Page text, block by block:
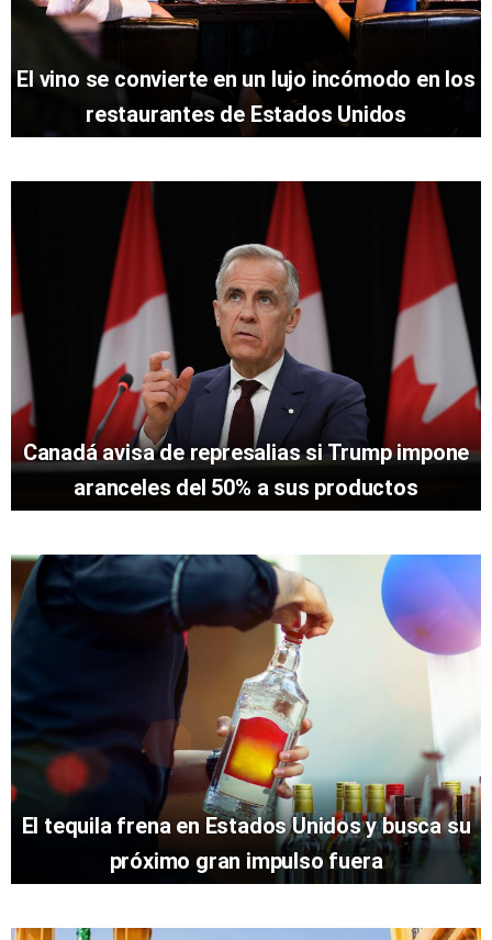
El vino se convierte en un lujo incómodo en los
restaurantes de Estados Unidos
Canadá avisa de represalias si Trump impone
aranceles del 50% a sus productos
El tequila frena en Estados Unidos y busca su
próximo gran impulso fuera